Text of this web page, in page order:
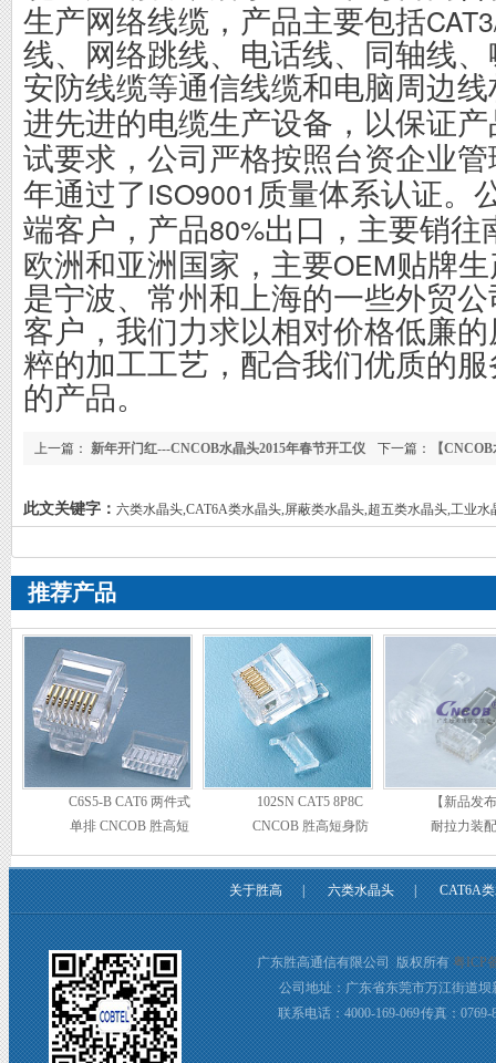
生产网络线缆，产品主要包括
线、网络跳线、电话线、同轴线
安防线缆等通信线缆和电脑周边
进先进的电缆生产设备，以保证
试要求，公司严格按照台资企业
年通过了ISO9001 质量体系认证。
端客户，产品80%出口，主要销往
欧洲和亚洲国家，主要OEM贴牌
是宁波、常州和上海的一些外贸
客户，我们力求以相对价格低廉
粹的加工工艺，配合我们优质的
的产品。
下一篇： 【
上一篇： 新年开门红---CNCOB水晶头2015年春节开工仪
此文关键字： 六类水晶头,CAT6A类水晶头,屏蔽类水晶头,超五类水晶头,工业水
推荐产品
C6S5-B CAT6 两件式
单排 CNCOB 胜高短
102SN CAT5 8P8C
CNCOB 胜高短身防
【新品发
耐拉力装
关于胜高 | 六类水晶头 | CAT6A
广东胜高通信有限公司 版权所有粤ICP
公司地址：广东省东莞市万江街道坝
联系电话：4000-169-069 传真：0769-